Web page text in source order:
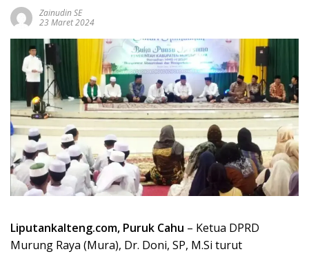
Zainudin SE
23 Maret 2024
Liputankalteng.com, Puruk Cahu – Ketua DPRD
Murung Raya (Mura), Dr. Doni, SP, M.Si turut